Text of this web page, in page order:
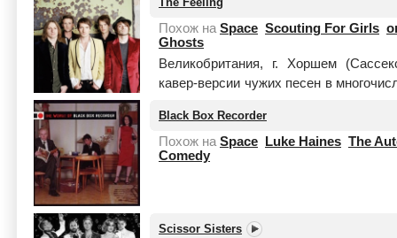
Похож на Space Scouting For Girls
Ghosts
Великобритания, г. Хоршем
кавер-версии чужих песен в
2...Читать целиком
Black Box Recorder
Похож на Space Luke Haines The
Comedy
Scissor Sisters